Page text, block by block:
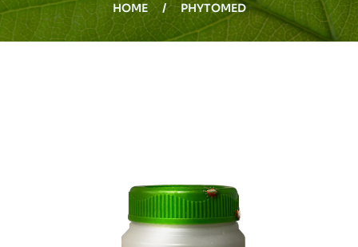
QUÉ ES INSECTOS MED
HOME / PHYTOMED